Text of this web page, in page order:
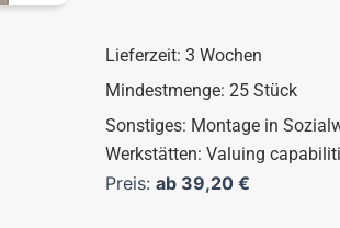
Lieferzeit: 3 Wochen
Mindestmenge: 25 Stück
Sonstiges: Montage in
Werkstätten: Valuing
Preis: ab 39,20 €